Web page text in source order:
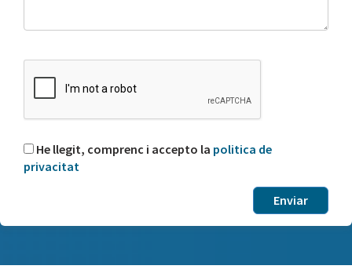
He llegit, comprenc i accepto la politica de
privacitat